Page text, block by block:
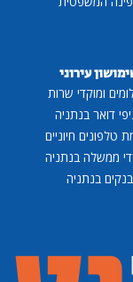
עירוני
ומוקדי שרות
דואר בנתניה
טלפונים חיוניים
ממשלה בנתניה
בנקים בנתניה